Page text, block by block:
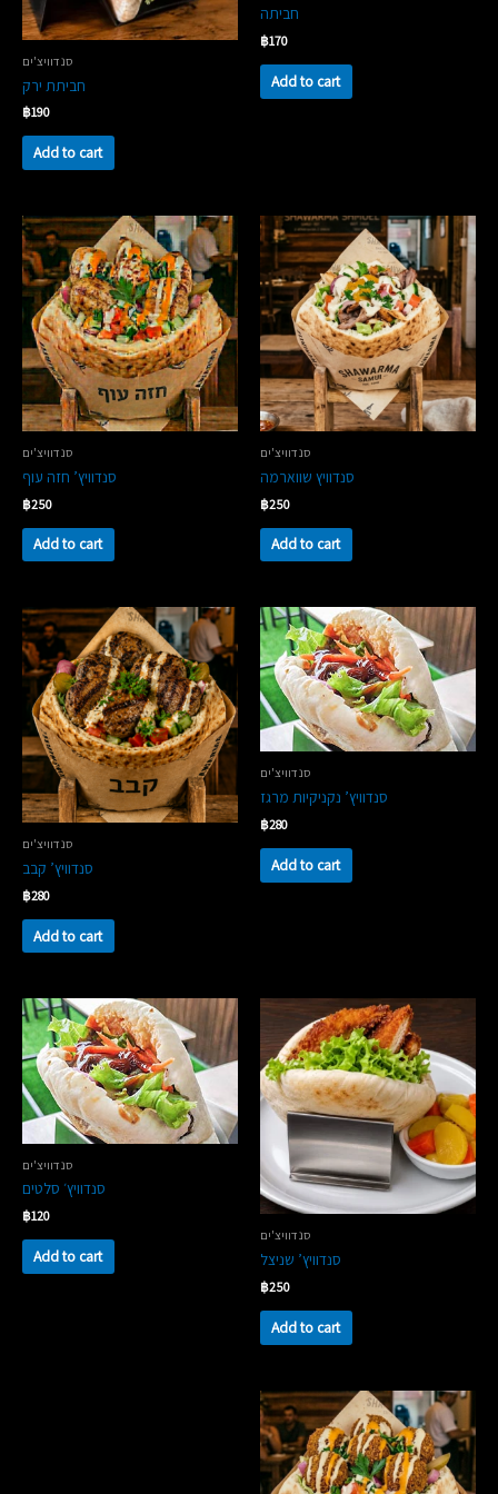
חביתה
฿170
Add to cart
סנדוויצ'ים
חביתת ירק
฿190
Add to cart
סנדוויצ'ים
סנדוויץ שווארמה
฿250
Add to cart
סנדוויצ'ים
סנדוויץ’ חזה עוף
฿250
Add to cart
סנדוויצ'ים
סנדוויץ’ נקניקיות מרגז
฿280
Add to cart
סנדוויצ'ים
סנדוויץ’ קבב
฿280
Add to cart
סנדוויצ'ים
סנדוויץ’ שניצל
฿250
Add to cart
סנדוויצ'ים
סנדוויץ׳ סלטים
฿120
Add to cart